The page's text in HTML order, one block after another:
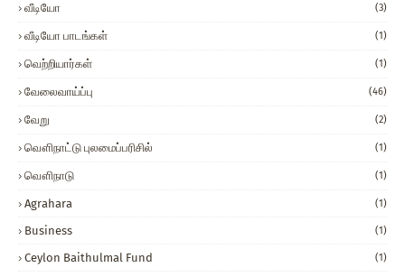
வீடியோ (3)
வீடியோ பாடங்கள் (1)
வெற்றியார்கள் (1)
வேலைவாய்ப்பு (46)
வேறு (2)
வௌிநாட்டு புலமைப்பரிசில் (1)
வௌிநாடு (1)
Agrahara (1)
Business (1)
Ceylon Baithulmal Fund (1)